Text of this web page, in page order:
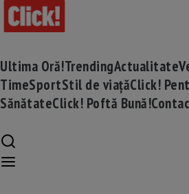
Ultima Oră!TrendingActualitate
TimeSportStil de viațăClick!
SănătateClick! Poftă Bună!